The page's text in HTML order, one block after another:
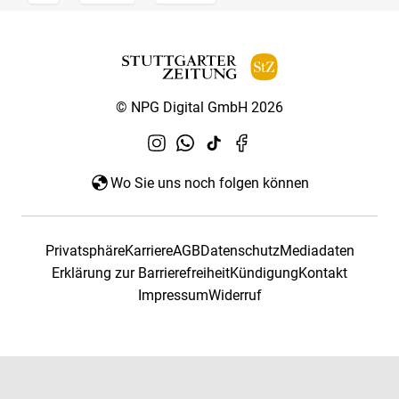
© NPG Digital GmbH 2026
Wo Sie uns noch folgen können
PrivatsphäreKarriereAGBDatenschutzMediadaten
Erklärung zur BarrierefreiheitKündigungKontakt
ImpressumWiderruf